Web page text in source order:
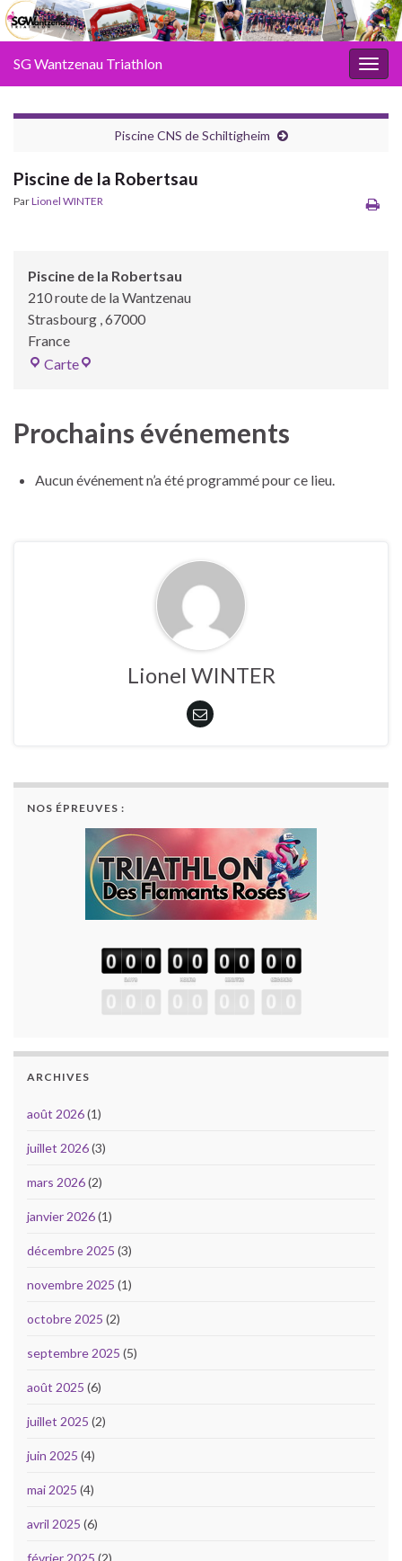
SG Wantzenau Triathlon
Piscine CNS de Schiltigheim
Piscine de la Robertsau
ParLionel WINTER
Piscine de la Robertsau
210 route de la Wantzenau
Strasbourg ,67000
France
CartePiscine de la Robertsau
Prochains événements
Aucun événement n’a été programmé pour ce lieu.
Lionel WINTER
NOS ÉPREUVES :
ARCHIVES
août 2026(1)
juillet 2026(3)
mars 2026(2)
janvier 2026(1)
décembre 2025 (3)
novembre 2025 (1)
octobre 2025 (2)
septembre 2025 (5)
août 2025 (6)
juillet 2025 (2)
juin 2025 (4)
mai 2025 (4)
avril 2025 (6)
février 2025 (2)